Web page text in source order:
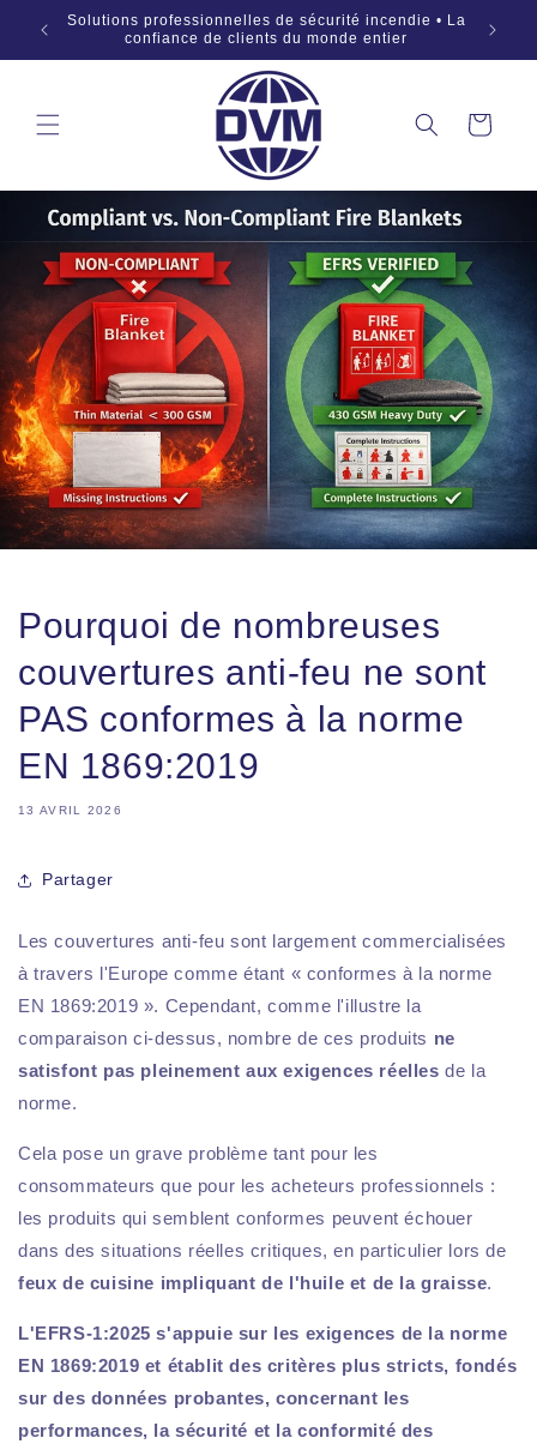
Aller au
contenu
Solutions professionnelles de sécurité incendie • La
confiance de clients du monde entier
Panier
Pourquoi de nombreuses
couvertures anti-feu ne sont
PAS conformes à la norme
EN 1869:2019
13 AVRIL 2026
Partager
Les couvertures anti-feu sont largement commercialisées
à travers l'Europe comme étant « conformes à la norme
EN 1869:2019 ». Cependant, comme l'illustre la
comparaison ci-dessus, nombre de ces produits ne
satisfont pas pleinement aux exigences réelles de la
norme.
Cela pose un grave problème tant pour les
consommateurs que pour les acheteurs professionnels :
les produits qui semblent conformes peuvent échouer
dans des situations réelles critiques, en particulier lors de
feux de cuisine impliquant de l'huile et de la graisse.
L'EFRS-1:2025 s'appuie sur les exigences de la norme
EN 1869:2019 et établit des critères plus stricts, fondés
sur des données probantes, concernant les
performances, la sécurité et la conformité des